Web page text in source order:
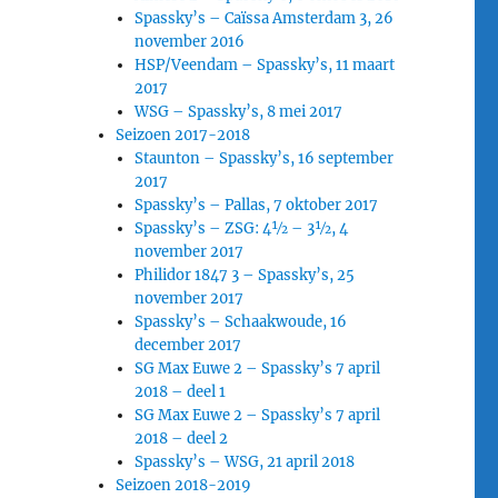
Spassky’s – Caïssa Amsterdam 3, 26
november 2016
HSP/Veendam – Spassky’s, 11 maart
2017
WSG – Spassky’s, 8 mei 2017
Seizoen 2017-2018
Staunton – Spassky’s, 16 september
2017
Spassky’s – Pallas, 7 oktober 2017
Spassky’s – ZSG: 4½ – 3½, 4
november 2017
Philidor 1847 3 – Spassky’s, 25
november 2017
Spassky’s – Schaakwoude, 16
december 2017
SG Max Euwe 2 – Spassky’s 7 april
2018 – deel 1
SG Max Euwe 2 – Spassky’s 7 april
2018 – deel 2
Spassky’s – WSG, 21 april 2018
Seizoen 2018-2019